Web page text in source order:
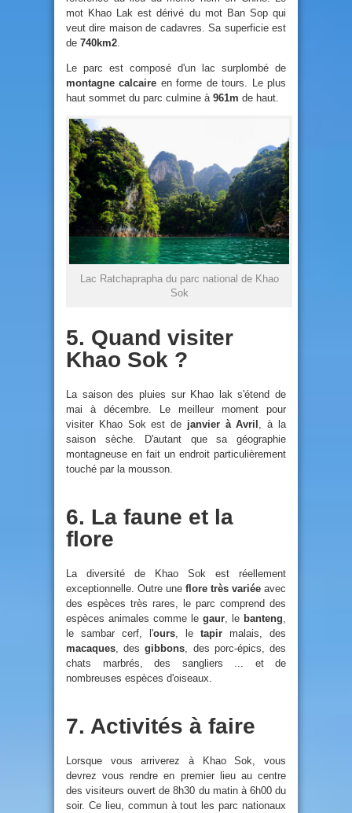
mot Khao Lak est dérivé du mot Ban Sop qui
veut dire maison de cadavres. Sa superficie est
de 740km2
Le parc est composé d'un lac surplombé de
montagne calcaire en forme de tours. Le plus
haut sommet du parc culmine à 961m de haut.
Lac Ratchaprapha du parc national de Khao
Sok
5. Quand visiter
Khao Sok ?
La saison des pluies sur Khao lak s'étend de
mai à décembre. Le meilleur moment pour
visiter Khao Sok est de janvier à Avril , à la
saison sèche. D'autant que sa géographie
montagneuse en fait un endroit particulièrement
touché par la mousson.
6. La faune et la
flore
La diversité de Khao Sok est réellement
exceptionnelle. Outre une flore très variée avec
des espèces très rares, le parc comprend des
espèces animales comme le gaur, le banteng,
le sambar cerf, l'ours, le tapir malais, des
macaques, desgibbons, des porc-épics, des
chats marbrés, des sangliers ... et de
nombreuses espèces d'oiseaux.
7. Activités à faire
Lorsque vous arriverez à Khao Sok, vous
devrez vous rendre en premier lieu au centre
des visiteurs ouvert de 8h30 du matin à 6h00 du
soir. Ce lieu, commun à tout les parc nationaux